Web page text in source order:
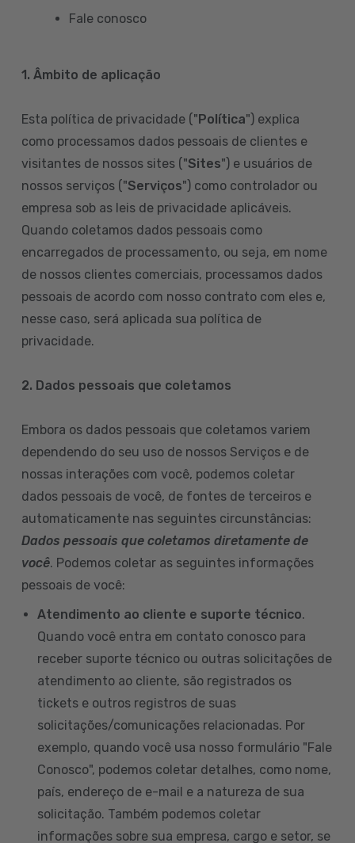
Fale conosco
1. Âmbito de aplicação
Esta política de privacidade ("Política") explica
como processamos dados pessoais de clientes e
visitantes de nossos sites ("Sites") e usuários de
nossos serviços ("Serviços") como controlador ou
empresa sob as leis de privacidade aplicáveis.
Quando coletamos dados pessoais como
encarregados de processamento, ou seja, em nome
de nossos clientes comerciais, processamos dados
pessoais de acordo com nosso contrato com eles e,
nesse caso, será aplicada sua política de
privacidade.
2. Dados pessoais que coletamos
Embora os dados pessoais que coletamos variem
dependendo do seu uso de nossos Serviços e de
nossas interações com você, podemos coletar
dados pessoais de você, de fontes de terceiros e
automaticamente nas seguintes circunstâncias:
Dados pessoais que coletamos diretamente de
você. Podemos coletar as seguintes informações
pessoais de você:
Atendimento ao cliente e suporte técnico.
Quando você entra em contato conosco para
receber suporte técnico ou outras solicitações de
atendimento ao cliente, são registrados os
tickets e outros registros de suas
solicitações/comunicações relacionadas. Por
exemplo, quando você usa nosso formulário "Fale
Conosco", podemos coletar detalhes, como nome,
país, endereço de e-mail e a natureza de sua
solicitação. Também podemos coletar
informações sobre sua empresa, cargo e setor, se